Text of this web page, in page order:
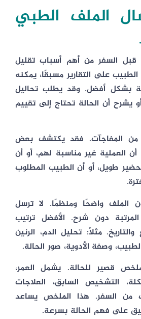
الملف الطبي
قبل السفر من أهم أسباب تقليل
الطبيب على التقارير مسبقًا، يمكنه
بشكل أفضل. وقد يطلب تحاليل
يشرح أن الحالة تحتاج إلى تقييم
من المفاجآت. فقد يكتشف بعض
العملية غير مناسبة لهم، أو أن
طويل، أو أن الطبيب المطلوب
الملف واضحًا ومنظمًا. لا ترسل
دون شرح. الأفضل ترتيب
مثلًا: تحليل الدم، الرنين
وصفة الأدوية، صور الحالة.
قصير للحالة. يشمل العمر،
التشخيص السابق، العلاجات
من السفر. هذا الملخص يساعد
على فهم الحالة بسرعة.